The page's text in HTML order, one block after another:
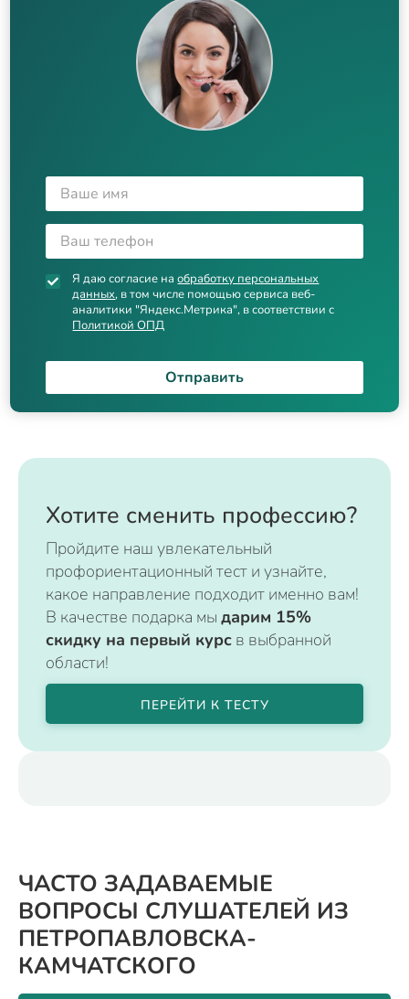
Я даю согласие наобработку персональных
данных, в том числе помощью сервиса веб-
аналитики "Яндекс.Метрика", в соответствии с
Политикой ОПД
Отправить
Хотите сменить профессию?
Пройдите наш увлекательный
профориентационный тест и узнайте,
какое направление подходит именно вам!
В качестве подарка мы дарим 15%
скидку на первый курс в выбранной
области!
ПЕРЕЙТИ К ТЕСТУ
ЧАСТО ЗАДАВАЕМЫЕ
ВОПРОСЫ СЛУШАТЕЛЕЙ ИЗ
ПЕТРОПАВЛОВСКА-
КАМЧАТСКОГО